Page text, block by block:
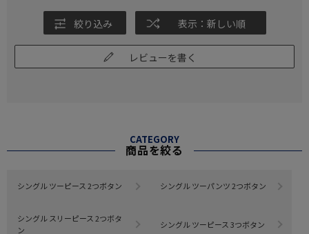
絞り込み 表示：新しい順
レビューを書く
CATEGORY
商品を絞る
シングル ツーピース 2つボタン シングル ツーパンツ 2つボタン
シングル スリーピース 2つボタ
ン
シングル ツーピース 3つボタン